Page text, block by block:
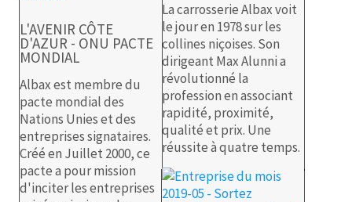
La carrosserie Albax voit
le jour en 1978 sur les
collines niçoises. Son
dirigeant Max Alunni a
révolutionné la
profession en associant
rapidité, proximité,
qualité et prix. Une
réussite à quatre temps.
L'AVENIR CÔTE
D'AZUR - ONU PACTE
MONDIAL
Albax est membre du
pacte mondial des
Nations Unies et des
entreprises signataires.
Créé en Juillet 2000, ce
pacte a pour mission
d'inciter les entreprises